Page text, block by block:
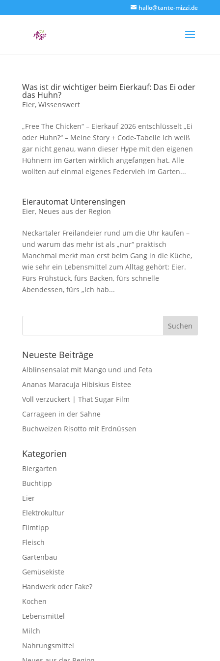
hallo@tante-mizzi.de
Was ist dir wichtiger beim Eierkauf: Das Ei oder
das Huhn?
Eier, Wissenswert
„Free The Chicken“ – Eierkauf 2026 entschlüsselt „Ei
oder Huhn?“ – Meine Story + Code-Tabelle Ich weiß
gar nicht genau, wann dieser Hype mit den eigenen
Hühnern im Garten wirklich angefangen hat. Alle
wollten auf einmal eigenes Federvieh im Garten...
Eierautomat Unterensingen
Eier, Neues aus der Region
Neckartaler Freilandeier rund um die Uhr kaufen –
und warum das mehr ist als „nur“ praktisch
Manchmal merkt man erst beim Gang in die Küche,
wie sehr ein Lebensmittel zum Alltag gehört: Eier.
Fürs Frühstück, fürs Backen, fürs schnelle
Abendessen, fürs „Ich hab...
Neueste Beiträge
Alblinsensalat mit Mango und und Feta
Ananas Maracuja Hibiskus Eistee
Voll verzuckert | That Sugar Film
Carrageen in der Sahne
Buchweizen Risotto mit Erdnüssen
Kategorien
Biergarten
Buchtipp
Eier
Elektrokultur
Filmtipp
Fleisch
Gartenbau
Gemüsekiste
Handwerk oder Fake?
Kochen
Lebensmittel
Milch
Nahrungsmittel